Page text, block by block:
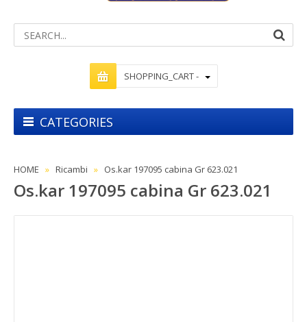
SHOPPING_CART -
CATEGORIES
HOME Ricambi Os.kar 197095 cabina Gr 623.021
Os.kar 197095 cabina Gr 623.021